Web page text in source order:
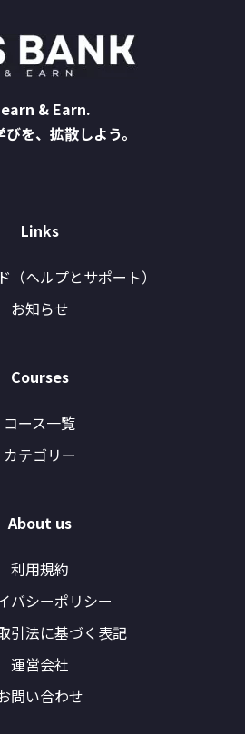
& Earn.
を、拡散しよう。
Links
（ヘルプとサポート）
お知らせ
Courses
コース一覧
カテゴリー
About us
利用規約
バシーポリシー
引法に基づく表記
運営会社
問い合わせ